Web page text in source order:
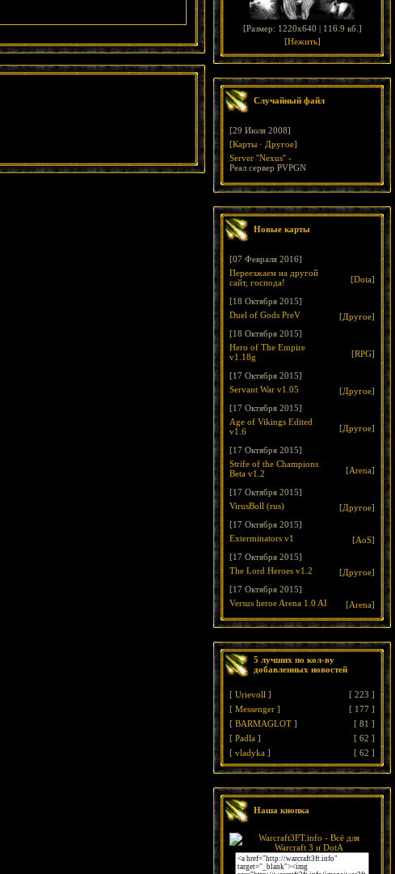
[Размер: 1220x640 | 116.9 кб. ]
[Нежить]
Случайный файл
[29 Июля 2008]
[Карты · Другое]
Server ''Nexus'' -
Реал сервер PVPGN
Новые карты
[07 Февраля 2016]
Переезжаем на другой
сайт, господа!
[Dota]
[18 Октября 2015]
Duel of Gods PreV
[Другое]
[18 Октября 2015]
Hero of The Empire
v1.18g
[RPG]
[17 Октября 2015]
Servant War v1.05
[Другое]
[17 Октября 2015]
Age of Vikings Edited
v1.6
[Другое]
[17 Октября 2015]
Strife of the Champions
Beta v1.2
[Arena]
[17 Октября 2015]
VirusBoll (rus)
[Другое]
[17 Октября 2015]
Exterminators v1
[AoS]
[17 Октября 2015]
The Lord Heroes v1.2
[Другое]
[17 Октября 2015]
Versus heroe Arena 1.0 AI
[Arena]
5 лучших по кол-ву
добавленных новостей
[ Urievoll ] [ 223 ]
[ Messenger ] [ 177 ]
[ BARMAGLOT ] [ 81 ]
[ Padla ] [ 62 ]
[ vladyka ] [ 62 ]
Наша кнопка